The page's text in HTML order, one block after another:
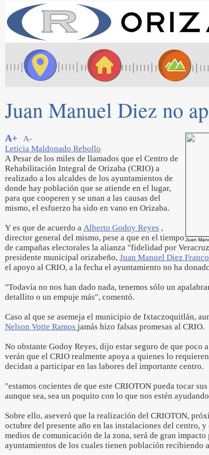
Juan Manuel Diez no
Juan
A+
A-
Leticia Maldonado Rebollo
A Pesar de los miles de llamados que el Centro de
Rehabilitación Integral de Orizaba (CRIO) a
realizado a los alcaldes de los ayuntamientos de
donde hay población que se atiende en el lugar,
para que cooperen y se unan a las causas del
mismo, el esfuerzo ha sido en vano en Orizaba.
Y es que de acuerdo a Alberto Godoy Reyes ,
director general del mismo, pese a que en el tiempo
de campañas electorales la alianza "fidelidad por
presidente municipal orizabeño, Juan Manuel Diez
el apoyo al CRIO, a la fecha el ayuntamiento no ha
"Todavía no nos han dado nada, tenemos sólo un
detallito o un empuje más", comentó.
Caso al que se asemeja el municipio de Ixtaczoquitlán,
Nelson Votte Ramos jamás hizo falsas promesas al CRIO.
No obstante Godoy Reyes, dijo estar seguro de que poco
verán que el CRIO realmente apoya a quienes lo
decidan a participar en las labores del importante centro.
"estamos cocientes de que este CRIOTON pueda tocar
aunque sea, sea un poquito con lo que nos estén
Sobre ello, aseveró que la realización del CRIOTON,
octubre del presente año en las instalaciones del centro,
medios de comunicación de la zona, será de gran
ayuntamientos de los cuales tienen población recibiendo